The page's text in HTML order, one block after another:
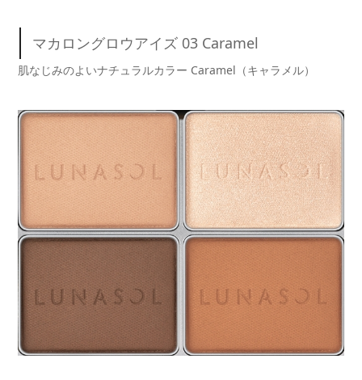
マカロングロウアイズ 03 Caramel
肌なじみのよいナチュラルカラー Caramel（キャラメル）